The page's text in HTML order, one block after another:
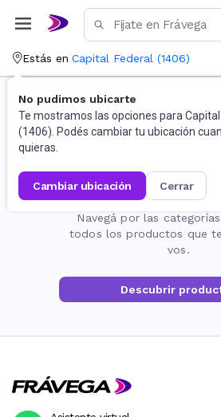
Estás en Capital Federal (1406)
No pudimos ubicarte
Te mostramos las opciones para Capital
(1406). Podés cambiar tu ubicación
quieras.
cambiar ubicación cerrar
La página no
Navegá por las
todos los productos que
vos.
Descubrir